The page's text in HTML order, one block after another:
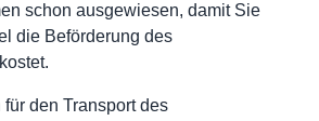
schon ausgewiesen, damit Sie
die Beförderung des
den Transport des